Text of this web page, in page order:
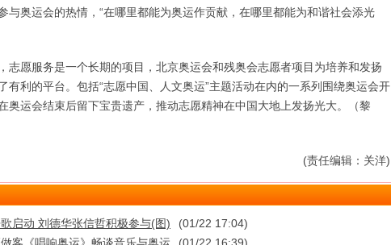
与奥运会的热情，“在哪里都能为奥运作贡献，在哪里都能为和谐社会添光
愿服务是一个长期的项目，北京奥运会和残奥会志愿者项目为培养和发扬
有利的平台。包括“志愿中国、人文奥运”主题活动在内的一系列围绕奥运会开
奥运会结束后留下宝贵遗产，推动志愿精神在中国大地上发扬光大。（黎
(责任编辑：关洋)
启动 刘德华张信哲积极参与(图)
(01/22 17:04)